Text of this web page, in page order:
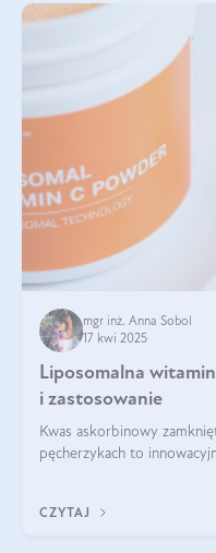
mgr inż. Anna Sobol
17 kwi 2025
Liposomalna
i zastosowanie
Kwas askorbinowy
pęcherzykach to
CZYTAJ